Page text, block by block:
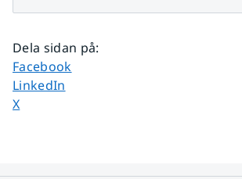
Dela sidan på:
Dela sidan på
Facebook
Dela sidan på
LinkedIn
Dela sidan på
X